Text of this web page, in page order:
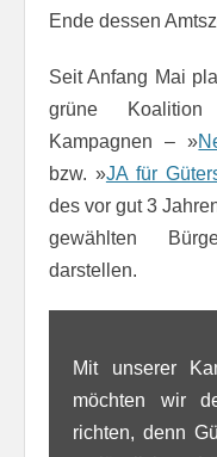
Ende dessen
Seit Anfang Mai
grüne
Kampagnen – »
bzw. »JA für
des vor gut 3
gewählten
darstellen.
Mit unserer
möchten wir
richten, denn